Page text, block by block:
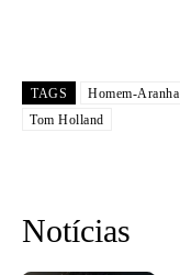
TAGS Homem-Aranha
Tom Holland
Notícias